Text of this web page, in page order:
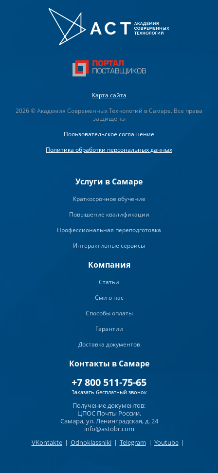
Карта сайта
2026 © Академия Современных Технологий в Самаре. Все права
защищены
Пользовательское соглашение
Политика обработки персональных данных
Услуги в Самаре
Краткосрочное обучение
Повышение квалификации
Профессиональная переподготовка
Интерактивные сервисы
Компания
Статьи
Сми о нас
Способы оплаты
Гарантии
Доставка документов
Контакты в Самаре
+7 800 511-75-65
Заказать бесплатный звонок
Получение документов:
ЦПОС Почты России,
Самара, ул. Ленинградская, д. 24
info@astobr.com
VKontakte | Odnoklassniki | Telegram | Youtube |